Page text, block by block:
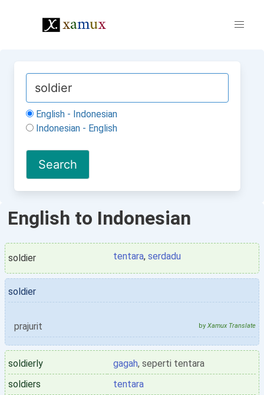
English - Indonesian
Indonesian - English
English to Indonesian
soldier tentara, serdadu
soldier
prajurit by Xamux Translate
soldierly gagah, seperti tentara
soldiers
tentara